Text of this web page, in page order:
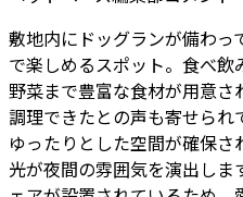
敷地内にドッグランが備わっ
で楽しめるスポット。食べ
野菜まで豊富な食材が用意
調理できたとの声も寄せられ
ゆったりとした空間が確保
光が夜間の雰囲気を演出しま